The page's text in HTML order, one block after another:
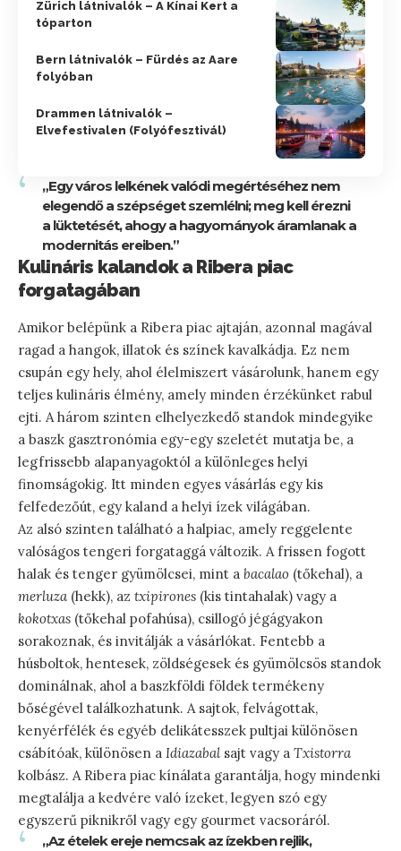
Zürich látnivalók – A Kínai Kert a
tóparton
Bern látnivalók – Fürdés az Aare
folyóban
Drammen látnivalók –
Elvefestivalen (Folyófesztivál)
„Egy város lelkének valódi megértéséhez nem
elegendő a szépséget szemlélni; meg kell érezni
a lüktetését, ahogy a hagyományok áramlanak a
modernitás ereiben.”
Kulináris kalandok a Ribera piac
forgatagában
Amikor belépünk a Ribera piac ajtaján, azonnal magával
ragad a hangok, illatok és színek kavalkádja. Ez nem
csupán egy hely, ahol élelmiszert vásárolunk, hanem egy
teljes kulináris élmény, amely minden érzékünket rabul
ejti. A három szinten elhelyezkedő standok mindegyike
a baszk gasztronómia egy-egy szeletét mutatja be, a
legfrissebb alapanyagoktól a különleges helyi
finomságokig. Itt minden egyes vásárlás egy kis
felfedezőút, egy kaland a helyi ízek világában.
Az alsó szinten található a halpiac, amely reggelente
valóságos tengeri forgataggá változik. A frissen fogott
halak és tenger gyümölcsei, mint a bacalao (tőkehal), a
merluza (hekk), az txipirones (kis tintahalak) vagy a
kokotxas (tőkehal pofahúsa), csillogó jégágyakon
sorakoznak, és invitálják a vásárlókat. Fentebb a
húsboltok, hentesek, zöldségesek és gyümölcsös standok
dominálnak, ahol a baszkföldi földek termékeny
bőségével találkozhatunk. A sajtok, felvágottak,
kenyérfélék és egyéb delikátesszek pultjai különösen
csábítóak, különösen a Idiazabal sajt vagy a Txistorra
kolbász. A Ribera piac kínálata garantálja, hogy mindenki
megtalálja a kedvére való ízeket, legyen szó egy
egyszerű piknikről vagy egy gourmet vacsoráról.
„Az ételek ereje nemcsak az ízekben rejlik,